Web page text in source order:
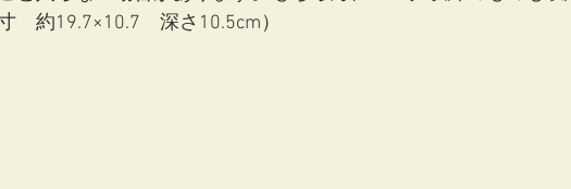
　約19.7×10.7　深さ10.5cm）